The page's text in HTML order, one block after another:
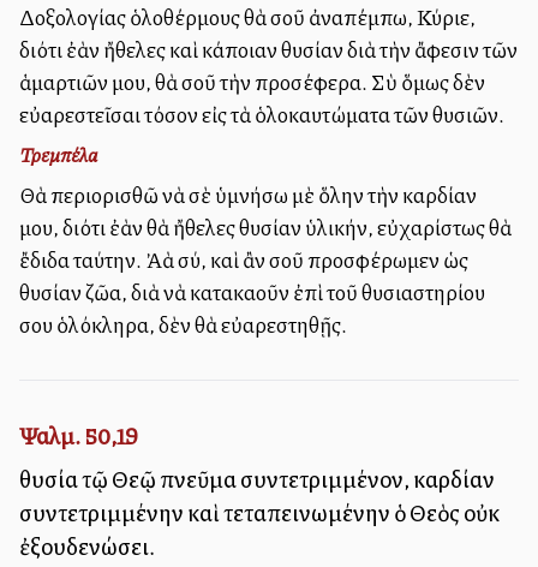
Δοξολογίας ὁλοθέρμους θὰ σοῦ ἀναπέμπω, Κύριε,
διότι ἐὰν ἤθελες καὶ κάποιαν θυσίαν διὰ τὴν ἄφεσιν τῶν
ἁμαρτιῶν μου, θὰ σοῦ τὴν προσέφερα. Σὺ ὅμως δὲν
εὐαρεστεῖσαι τόσον εἰς τὰ ὁλοκαυτώματα τῶν θυσιῶν.
Τρεμπέλα
Θὰ περιορισθῶ νὰ σὲ ὑμνήσω μὲ ὅλην τὴν καρδίαν
μου, διότι ἐὰν θὰ ἤθελες θυσίαν ὑλικήν, εὐχαρίστως θὰ
ἔδιδα ταύτην. Ἀλλὰ σύ, καὶ ἂν σοῦ προσφέρωμεν ὡς
θυσίαν ζῶα, διὰ νὰ κατακαοῦν ἐπὶ τοῦ θυσιαστηρίου
σου ὁλόκληρα, δὲν θὰ εὐαρεστηθῇς.
Ψαλμ. 50,19
θυσία τῷ Θεῷ πνεῦμα συντετριμμένον, καρδίαν
συντετριμμένην καὶ τεταπεινωμένην ὁ Θεὸς οὐκ
ἐξουδενώσει.